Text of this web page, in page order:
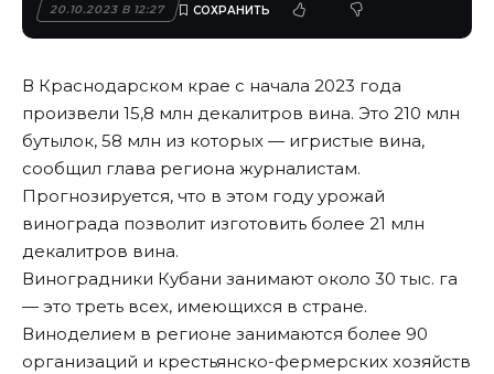
20.10.2023 В 12:27
В Краснодарском крае с начала 2023 года
произвели 15,8 млн декалитров вина. Это 210 млн
бутылок, 58 млн из которых — игристые вина,
сообщил глава региона журналистам.
Прогнозируется, что в этом году урожай
винограда позволит изготовить более 21 млн
декалитров вина.
Виноградники Кубани занимают около 30 тыс. га
— это треть всех, имеющихся в стране.
Виноделием в регионе занимаются более 90
организаций и крестьянско-фермерских хозяйств